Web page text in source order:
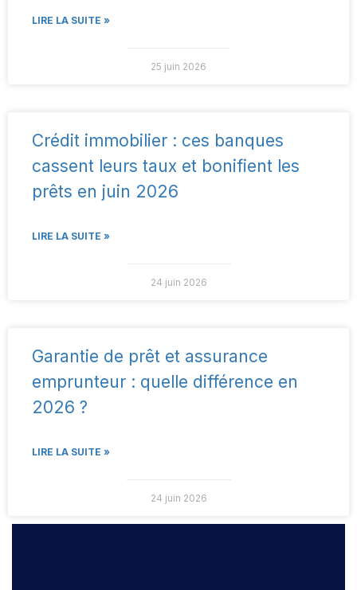
LIRE LA SUITE »
25 juin 2026
Crédit immobilier : ces banques
cassent leurs taux et bonifient les
prêts en juin 2026
LIRE LA SUITE »
24 juin 2026
Garantie de prêt et assurance
emprunteur : quelle différence en
2026 ?
LIRE LA SUITE »
24 juin 2026